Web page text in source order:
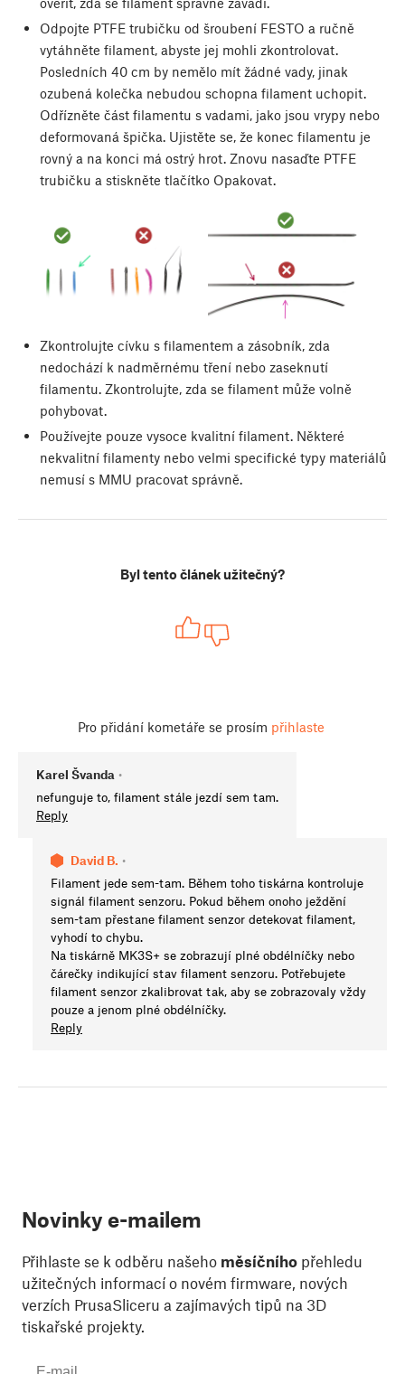
Odpojte PTFE trubičku od šroubení FESTO a ručně
vytáhněte filament, abyste jej mohli zkontrolovat.
Posledních 40 cm by nemělo mít žádné vady, jinak
ozubená kolečka nebudou schopna filament uchopit.
Odřízněte část filamentu s vadami, jako jsou vrypy nebo
deformovaná špička. Ujistěte se, že konec filamentu je
rovný a na konci má ostrý hrot. Znovu nasaďte PTFE
trubičku a stiskněte tlačítko Opakovat.
Zkontrolujte cívku s filamentem a zásobník, zda
nedochází k nadměrnému tření nebo zaseknutí
filamentu. Zkontrolujte, zda se filament může volně
pohybovat.
Používejte pouze vysoce kvalitní filament. Některé
nekvalitní filamenty nebo velmi specifické typy materiálů
nemusí s MMU pracovat správně.
Byl tento článek užitečný?
Pro přidání kometáře se prosím přihlaste
Karel Švanda •
nefunguje to, filament stále jezdí sem tam.
Reply
David B. •
Filament jede sem-tam. Během toho tiskárna kontroluje
signál filament senzoru. Pokud během onoho ježdění
sem-tam přestane filament senzor detekovat filament,
vyhodí to chybu.
Na tiskárně MK3S+ se zobrazují plné obdélníčky nebo
čárečky indikující stav filament senzoru. Potřebujete
filament senzor zkalibrovat tak, aby se zobrazovaly vždy
pouze a jenom plné obdélníčky.
Reply
Novinky e-mailem
Přihlaste se k odběru našeho měsíčního přehledu
užitečných informací o novém firmware, nových
verzích PrusaSliceru a zajímavých tipů na 3D
tiskařské projekty.